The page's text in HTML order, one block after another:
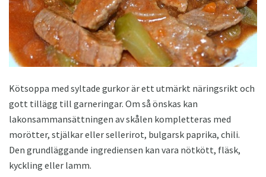
Kötsoppa med syltade gurkor är ett utmärkt näringsrikt och
gott tillägg till garneringar. Om så önskas kan
lakonsammansättningen av skålen kompletteras med
morötter, stjälkar eller sellerirot, bulgarsk paprika, chili.
Den grundläggande ingrediensen kan vara nötkött, fläsk,
kyckling eller lamm.